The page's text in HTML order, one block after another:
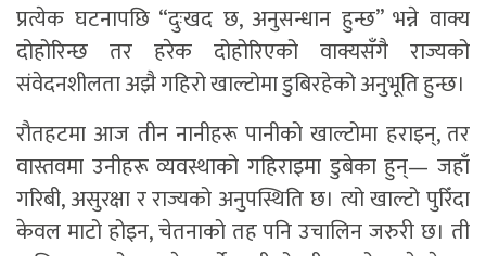
प्रत्येक घटनापछि “दुःखद छ, अनुसन्धान हुन्छ” भन्ने वाक्य
दोहोरिन्छ तर हरेक दोहोरिएको वाक्यसँगै राज्यको
संवेदनशीलता अझै गहिरो खाल्टोमा डुबिरहेको अनुभूति हुन्छ।
रौतहटमा आज तीन नानीहरू पानीको खाल्टोमा हराइन्, तर
वास्तवमा उनीहरू व्यवस्थाको गहिराइमा डुबेका हुन्— जहाँ
गरिबी, असुरक्षा र राज्यको अनुपस्थिति छ। त्यो खाल्टो पुरिँदा
केवल माटो होइन, चेतनाको तह पनि उचालिन जरुरी छ। ती